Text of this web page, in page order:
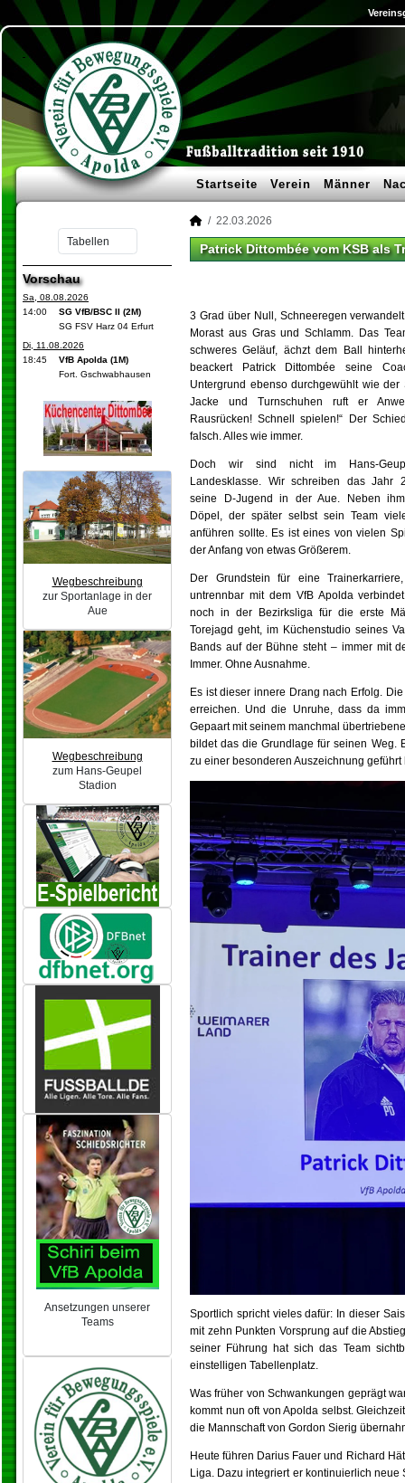
Startseite Verein Männer
Vorschau
Sa, 08.08.2026
14:00
SG VfB/BSC II (2M)
SG FSV Harz 04 Erfurt
Di, 11.08.2026
18:45
VfB Apolda (1M)
Fort. Gschwabhausen
Wegbeschreibung
zur Sportanlage in der
Aue
Wegbeschreibung
zum Hans-Geupel
Stadion
Ansetzungen unserer
Teams
22.03.2026
Patrick Dittombée vom KSB als
3 Grad über Null, Schneeregen
Morast aus Gras und Schlamm. Das
schweres Geläuf, ächzt dem Ball
beackert Patrick Dittombée seine
Untergrund ebenso durchgewühlt wie der
Jacke und Turnschuhen ruft er
Rausrücken! Schnell spielen!“ Der
falsch. Alles wie immer.
Doch wir sind nicht im Hans-
Landesklasse. Wir schreiben das Jahr
seine D-Jugend in der Aue. Neben
Döpel, der später selbst sein Team
anführen sollte. Es ist eines von vielen
der Anfang von etwas Größerem.
Der Grundstein für eine
untrennbar mit dem VfB Apolda
noch in der Bezirksliga für die erste
Torejagd geht, im Küchenstudio seines
Bands auf der Bühne steht – immer mit
Immer. Ohne Ausnahme.
Es ist dieser innere Drang nach Erfolg.
erreichen. Und die Unruhe, dass da
Gepaart mit seinem manchmal
bildet das die Grundlage für seinen Weg.
zu einer besonderen Auszeichnung
Sportlich spricht vieles dafür: In dieser
mit zehn Punkten Vorsprung auf die
seiner Führung hat sich das Team
einstelligen Tabellenplatz.
Was früher von Schwankungen geprägt
kommt nun oft von Apolda selbst.
die Mannschaft von Gordon Sierig
Heute führen Darius Fauer und Richard
Liga. Dazu integriert er kontinuierlich